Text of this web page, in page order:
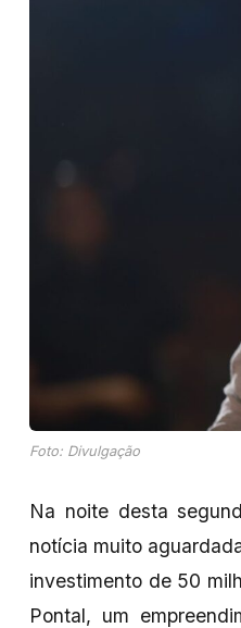
Foto: Divulgação
Na noite desta
notícia muito
investimento de 50
Pontal, um